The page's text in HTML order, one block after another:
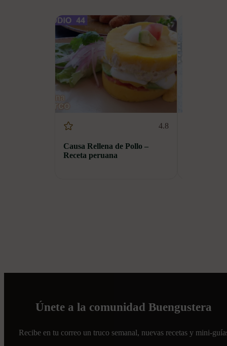
4.8
Causa Rellena de Pollo –
Receta peruana
Únete a la comunidad Buengustera
Recibe en tu correo un truco semanal, nuevas recetas y mini-